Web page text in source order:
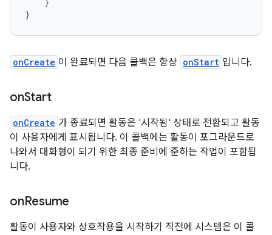
}
onCreate 이 완료되면 다음 콜백은 항상 onStart 입니다.
onStart
onCreate 가 종료되면 활동은 '시작됨' 상태로 전환되고 활동
이 사용자에게 표시됩니다. 이 콜백에는 활동이 포그라운드로
나와서 대화형이 되기 위한 최종 준비에 준하는 작업이 포함됩
니다.
onResume
활동이 사용자와 상호작용을 시작하기 직전에 시스템은 이 콜